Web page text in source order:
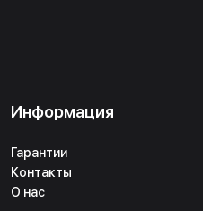
Информация
Гарантии
Контакты
О нас